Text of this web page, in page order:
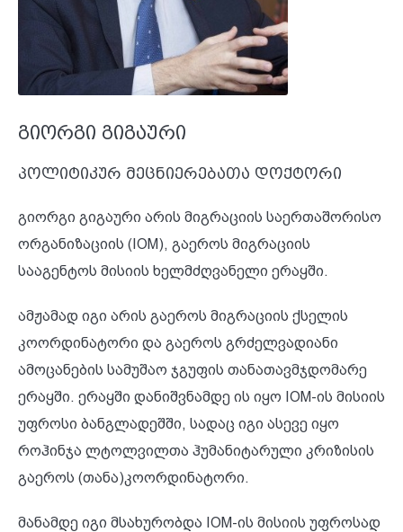
გიორგი გიგაური
პოლიტიკურ მეცნიერებათა დოქტორი
გიორგი გიგაური არის მიგრაციის საერთაშორისო
ორგანიზაციის (IOM), გაეროს მიგრაციის
სააგენტოს მისიის ხელმძღვანელი ერაყში.
ამჟამად იგი არის გაეროს მიგრაციის ქსელის
კოორდინატორი და გაეროს გრძელვადიანი
ამოცანების სამუშაო ჯგუფის თანათავმჯდომარე
ერაყში. ერაყში დანიშვნამდე ის იყო IOM-ის მისიის
უფროსი ბანგლადეშში, სადაც იგი ასევე იყო
როჰინჯა ლტოლვილთა ჰუმანიტარული კრიზისის
გაეროს (თანა)კოორდინატორი.
მანამდე იგი მსახურობდა IOM-ის მისიის უფროსად